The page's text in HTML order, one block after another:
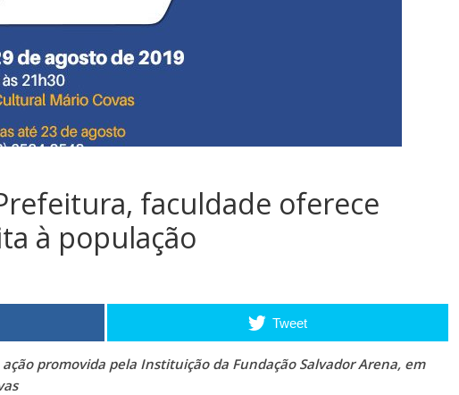
faculdade oferece
à população
Tweet
promovida pela Instituição da Fundação Salvador Arena, em